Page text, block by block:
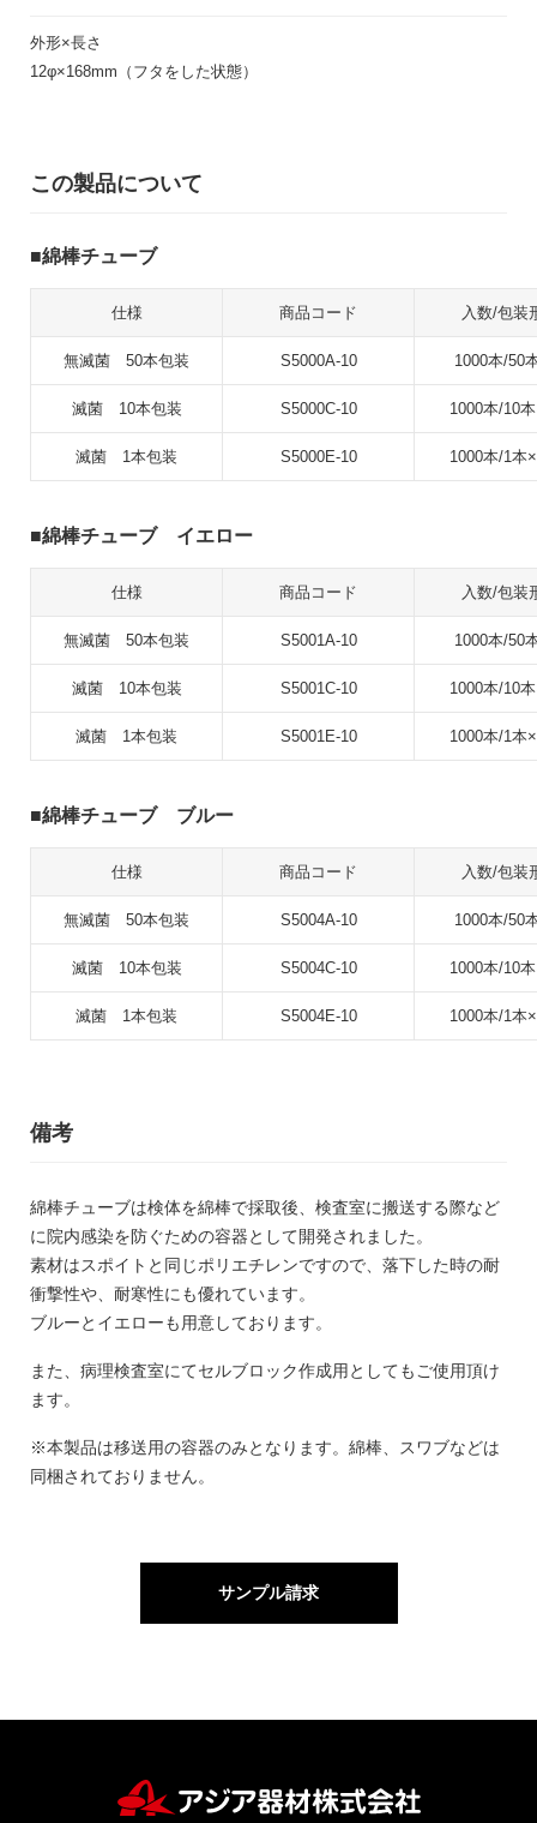
© ASIAKIZAI Inc. All Rights Reserved.
外形×長さ
12φ×168mm（フタをした状態）
この製品について
綿棒チューブ
仕様 商品コード 入数/包装
無滅菌 50本包装 S5000A-10 1000本/50
滅菌 10本包装 S5000C-10 1000本/10
滅菌 1本包装 S5000E-10 1000本/1本
綿棒チューブ イエロー
仕様 商品コード 入数/包装
無滅菌 50本包装 S5001A-10 1000本/50
滅菌 10本包装 S5001C-10 1000本/10
滅菌 1本包装 S5001E-10 1000本/1本
綿棒チューブ ブルー
仕様 商品コード 入数/包装
無滅菌 50本包装 S5004A-10 1000本/50
滅菌 10本包装 S5004C-10 1000本/10
滅菌 1本包装 S5004E-10 1000本/1本
備考
綿棒チューブは検体を綿棒で採取後、検査室に搬送する際など
に院内感染を防ぐための容器として開発されました。
素材はスポイトと同じポリエチレンですので、落下した時の耐
衝撃性や、耐寒性にも優れています。
ブルーとイエローも用意しております。
また、病理検査室にてセルブロック作成用としてもご使用頂け
ます。
※本製品は移送用の容器のみとなります。綿棒、スワブなどは
同梱されておりません。
サンプル請求